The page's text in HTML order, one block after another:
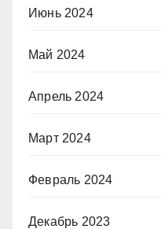
Июнь 2024
Май 2024
Апрель 2024
Март 2024
Февраль 2024
Декабрь 2023